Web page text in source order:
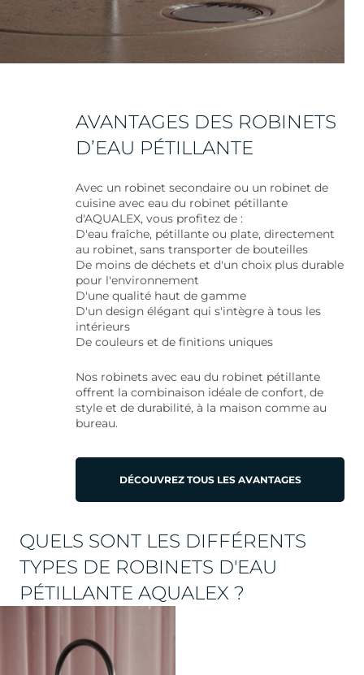
AVANTAGES DES ROBINETS
D’EAU PÉTILLANTE
Avec un robinet secondaire ou un robinet de
cuisine avec eau du robinet pétillante
d'AQUALEX, vous profitez de :
D'eau fraîche, pétillante ou plate, directement
au robinet, sans transporter de bouteilles
De moins de déchets et d'un choix plus durable
pour l'environnement
D'une qualité haut de gamme
D'un design élégant qui s'intègre à tous les
intérieurs
De couleurs et de finitions uniques
Nos robinets avec eau du robinet pétillante
offrent la combinaison idéale de confort, de
style et de durabilité, à la maison comme au
bureau.
DÉCOUVREZ TOUS LES AVANTAGES
QUELS SONT LES DIFFÉRENTS
TYPES DE ROBINETS D'EAU
PÉTILLANTE AQUALEX ?